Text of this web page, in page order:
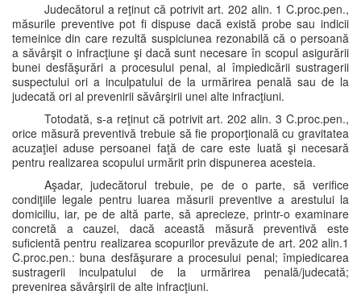
Judecătorul a reţinut că potrivit art. 202 alin. 1 C.proc.pen.,
măsurile preventive pot fi dispuse dacă există probe sau indicii
temeinice din care rezultă suspiciunea rezonabilă că o persoană
a săvârşit o infracţiune şi dacă sunt necesare în scopul asigurării
bunei desfăşurări a procesului penal, al împiedicării sustragerii
suspectului ori a inculpatului de la urmărirea penală sau de la
judecată ori al prevenirii săvârşirii unei alte infracţiuni.
Totodată, s-a reţinut că potrivit art. 202 alin. 3 C.proc.pen.,
orice măsură preventivă trebuie să fie proporţională cu gravitatea
acuzaţiei aduse persoanei faţă de care este luată şi necesară
pentru realizarea scopului urmărit prin dispunerea acesteia.
Aşadar, judecătorul trebuie, pe de o parte, să verifice
condiţiile legale pentru luarea măsurii preventive a arestului la
domiciliu, iar, pe de altă parte, să aprecieze, printr-o examinare
concretă a cauzei, dacă această măsură preventivă este
suficientă pentru realizarea scopurilor prevăzute de art. 202 alin.1
C.proc.pen.: buna desfăşurare a procesului penal; împiedicarea
sustragerii inculpatului de la urmărirea penală/judecată;
prevenirea săvârşirii de alte infracţiuni.